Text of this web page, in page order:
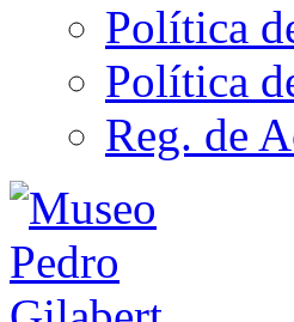
Política
Política
Reg. de